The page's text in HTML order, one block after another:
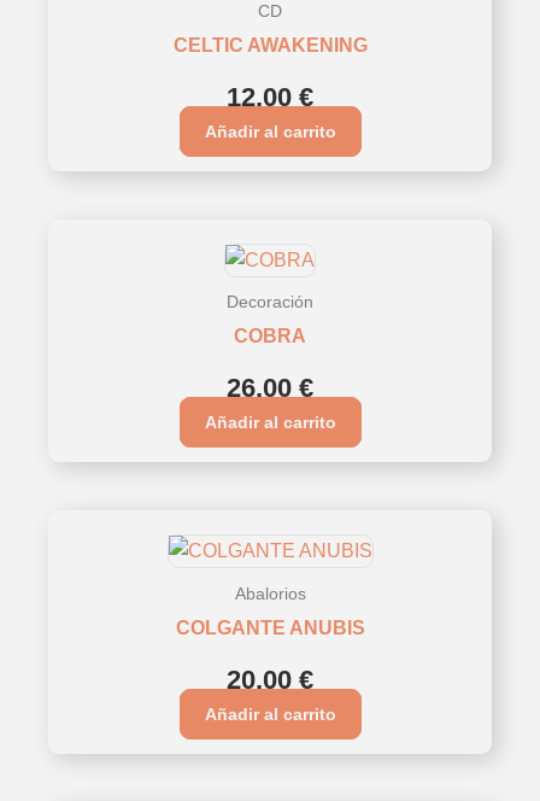
CD
CELTIC AWAKENING
12,00 €
Añadir al carrito
Decoración
COBRA
26,00 €
Añadir al carrito
Abalorios
COLGANTE ANUBIS
20,00 €
Añadir al carrito